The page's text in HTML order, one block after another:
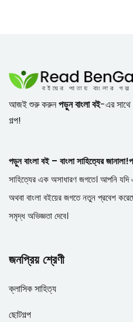
আজই শুরু করুনপড়ুন বাংলা বই-এর সাথে
গল্প!
পড়ুন বাংলা বই – বাংলা সাহিত্যের জানালা!
সাহিত্যের এক অসাধারণ জগতে। আপনি
অথবা বাংলা বইয়ের জগতে নতুন প্রবেশ
সমৃদ্ধ অভিজ্ঞতা দেবে।
জনপ্রিয় শ্রেণী
ক্লাসিক সাহিত্য
ছোটগল্প